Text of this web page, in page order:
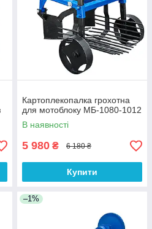
Картоплекопалка грохотна
для мотоблоку МБ-1080-1012
В наявності
5 980 ₴ 6 180 ₴
Купити
–1%